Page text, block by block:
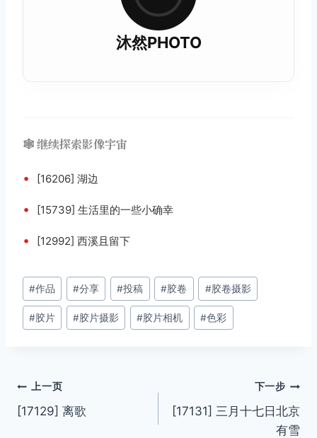
沐然PHOTO
🕸️ 继续探索影像宇宙
• [16206] 湖边
• [15739] 生活里的一些小确幸
• [12992] 西溪且留下
文
章
标
#作品 #分享 #投稿 #胶卷 #胶卷摄影
#胶片 #胶片摄影 #胶片相机 #色彩
文
章
上一页
[17129] 离歌
下一步
[17131] 三月十七日北京
有雪